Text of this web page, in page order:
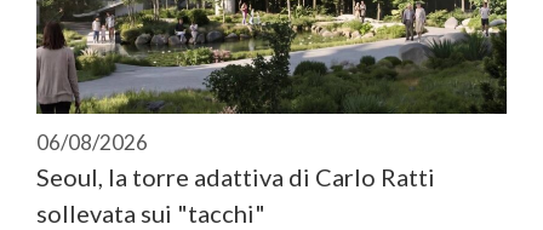
06/08/2026
Seoul, la torre adattiva di Carlo Ratti
sollevata sui "tacchi"